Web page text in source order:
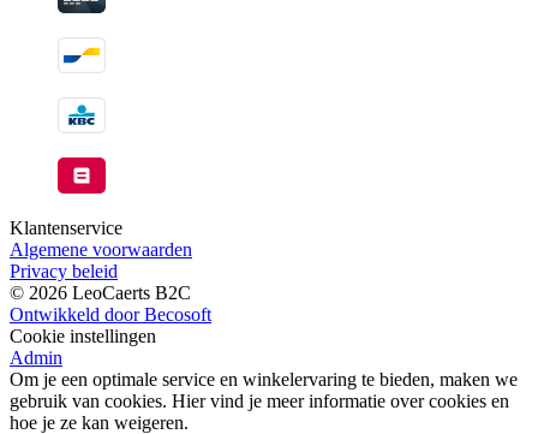
Klantenservice
Algemene voorwaarden
Privacy beleid
© 2026 LeoCaerts B2C
Ontwikkeld door Becosoft
Cookie instellingen
Admin
Om je een optimale service en winkelervaring te bieden, maken we
gebruik van cookies. Hier vind je meer informatie over cookies en
hoe je ze kan weigeren.